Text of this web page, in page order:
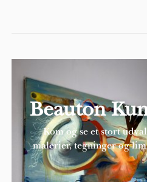
Beauton
Kom og se et stort
malerier, tegninger og